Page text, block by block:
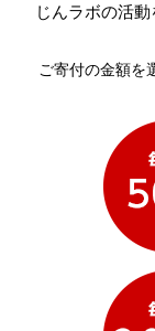
じんラボの活
ご寄付の金額を